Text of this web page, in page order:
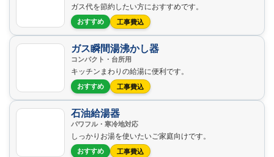
ガス代を節約したい方におすすめです。
おすすめ 工事費込
ガス瞬間湯沸かし器
コンパクト・台所用
キッチンまわりの給湯に便利です。
おすすめ 工事費込
石油給湯器
パワフル・寒冷地対応
しっかりお湯を使いたいご家庭向けです。
おすすめ 工事費込